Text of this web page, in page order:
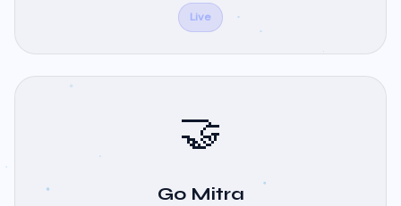
Live
🤝
Go Mitra